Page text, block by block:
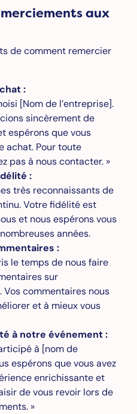
aux
de comment remercier
:
[Nom de l’entreprise].
sincèrement de
espérons que vous
achat. Pour toute
pas à nous contacter. »
:
très reconnaissants de
Votre fidélité est
et nous espérons vous
années.
:
le temps de nous faire
sur
commentaires nous
et à mieux vous
à notre événement :
à [nom de
espérons que vous avez
enrichissante et
de vous revoir lors de
»